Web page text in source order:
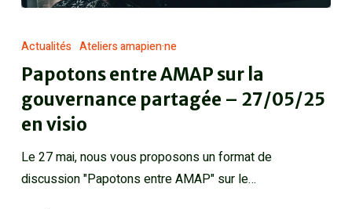
Actualités Ateliers amapien·ne
Papotons entre AMAP sur la
gouvernance partagée – 27/05/25
en visio
Le 27 mai, nous vous proposons un format de
discussion "Papotons entre AMAP" sur le…